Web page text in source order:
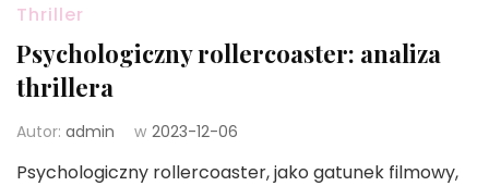
Thriller
Psychologiczny rollercoaster: analiza
thrillera
Autor: admin w 2023-12-06
Psychologiczny rollercoaster, jako gatunek filmowy,